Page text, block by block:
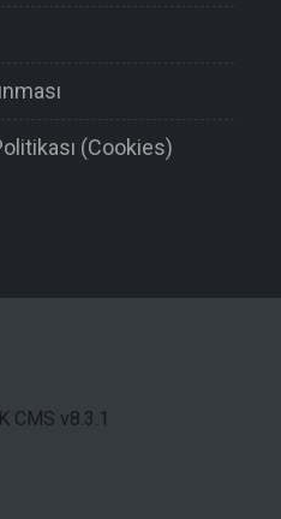
(Cookies)